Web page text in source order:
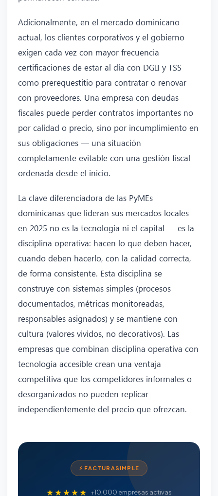
Adicionalmente, en el mercado dominicano
actual, los clientes corporativos y el gobierno
exigen cada vez con mayor frecuencia
certificaciones de estar al día con DGII y TSS
como prerequestitio para contratar o renovar
con proveedores. Una empresa con deudas
fiscales puede perder contratos importantes no
por calidad o precio, sino por incumplimiento en
sus obligaciones — una situación
completamente evitable con una gestión fiscal
ordenada desde el inicio.
La clave diferenciadora de las PyMEs
dominicanas que lideran sus mercados locales
en 2025 no es la tecnología ni el capital — es la
disciplina operativa: hacen lo que deben hacer,
cuando deben hacerlo, con la calidad correcta,
de forma consistente. Esta disciplina se
construye con sistemas simples (procesos
documentados, métricas monitoreadas,
responsables asignados) y se mantiene con
cultura (valores vividos, no decorativos). Las
empresas que combinan disciplina operativa con
tecnología accesible crean una ventaja
competitiva que los competidores informales o
desorganizados no pueden replicar
independientemente del precio que ofrezcan.
⚡ FACTURASIMPLE
★★★★★ +10,000 empresas activas